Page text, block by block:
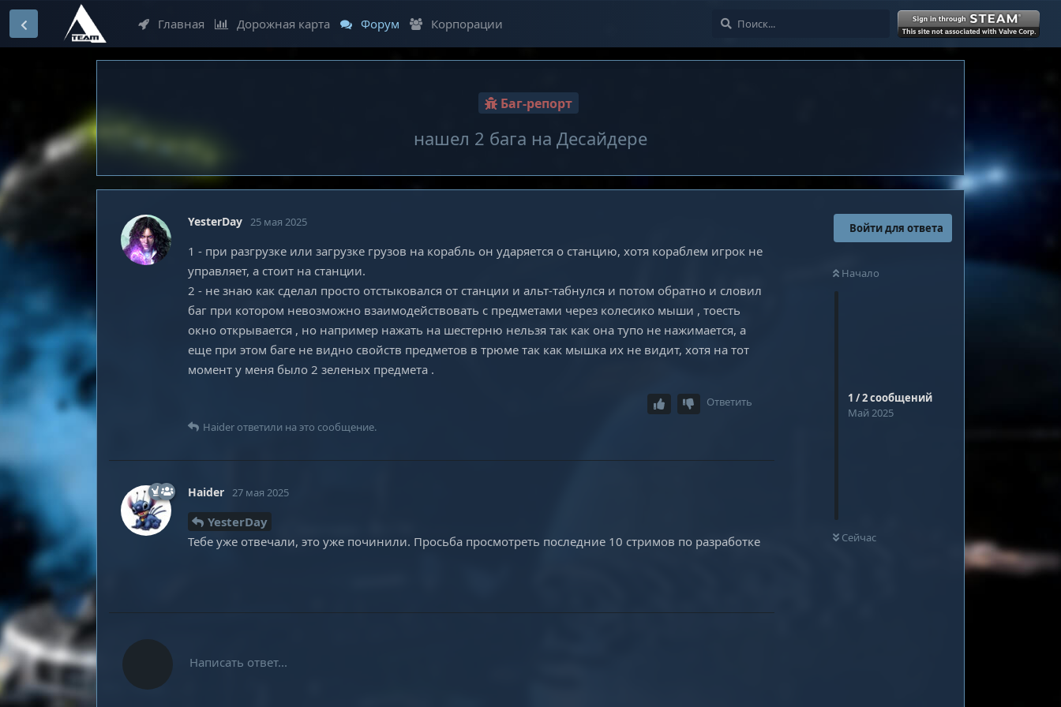
Главная Дорожная карта Форум Корпорации Войти
Баг-репорт
нашел 2 бага на Десайдере
Войти для ответа
Начало
1 /2сообщений
Май 2025
Сейчас
YesterDay 25 мая 2025
1 - при разгрузке или загрузке грузов на корабль он ударяется о станцию, хотя кораблем игрок не
управляет, а стоит на станции.
2 - не знаю как сделал просто отстыковался от станции и альт-табнулся и потом обратно и словил
баг при котором невозможно взаимодействовать с предметами через колесико мыши , тоесть
окно открывается , но например нажать на шестерню нельзя так как она тупо не нажимается, а
еще при этом баге не видно свойств предметов в трюме так как мышка их не видит, хотя на тот
момент у меня было 2 зеленых предмета .
Ответить
Haider ответили на это сообщение.
Haider 27 мая 2025
YesterDay
Тебе уже отвечали, это уже починили. Просьба просмотреть последние 10 стримов по разработке
Написать ответ...